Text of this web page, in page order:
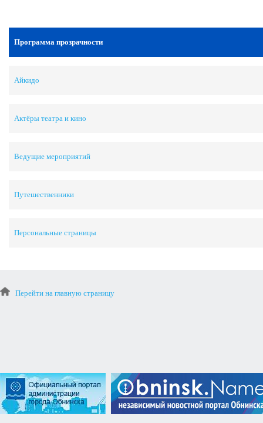
Программа прозрачности
Айкидо
Актёры театра и кино
Ведущие мероприятий
Путешественники
Персональные страницы
Перейти на главную страницу